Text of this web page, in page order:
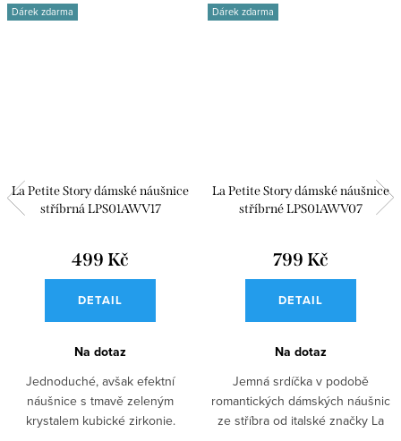
Dárek zdarma
La Petite Story dámské náušnice
stříbrná LPS01AWV17
499 Kč
DETAIL
Na dotaz
Jednoduché, avšak efektní
náušnice s tmavě zeleným
krystalem kubické zirkonie.
Dárek zdarma
La Petite Story dámské náušnice
stříbrné LPS01AWV07
799 Kč
DETAIL
Na dotaz
Jemná srdíčka v podobě
romantických dámských náušnic
ze stříbra od italské značky La